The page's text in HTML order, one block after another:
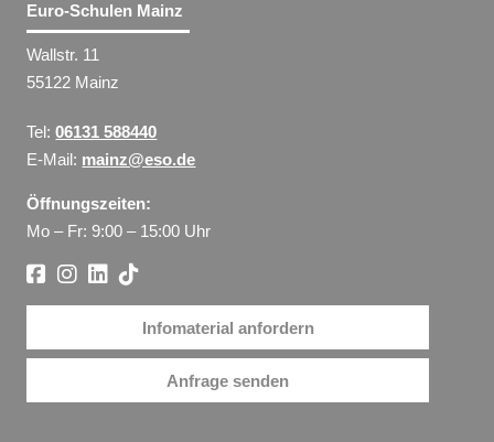
Euro-Schulen Mainz
Wallstr. 11
55122 Mainz
Tel:06131 588440
E-Mail: mainz@eso.de
Öffnungszeiten:
Mo – Fr: 9:00 – 15:00 Uhr
Infomaterial anfordern
Anfrage senden